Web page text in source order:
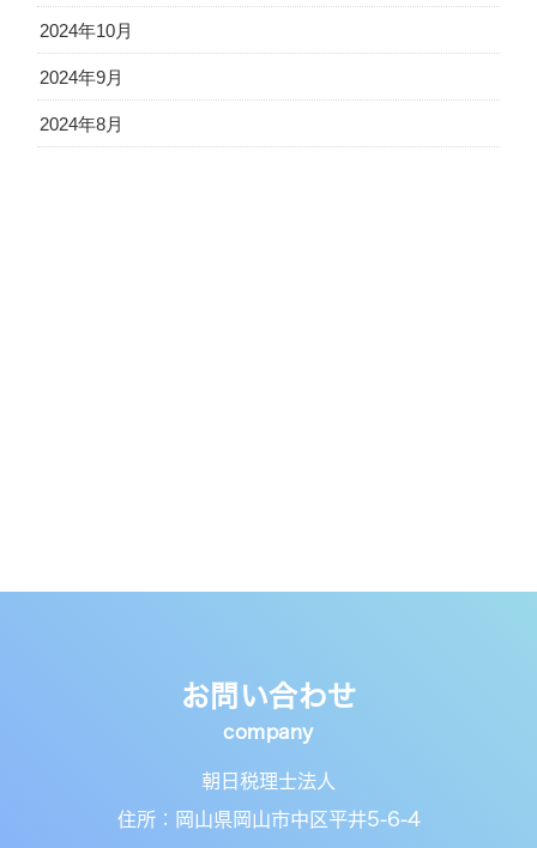
2024年10月
2024年9月
2024年8月
お問い合わせ
朝日税理士法人
住所：岡山県岡山市中区平井5-6-4